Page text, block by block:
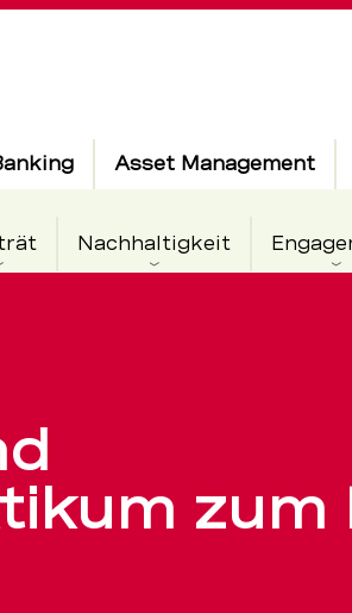
Asset Management
Nachhaltigkeit
zum